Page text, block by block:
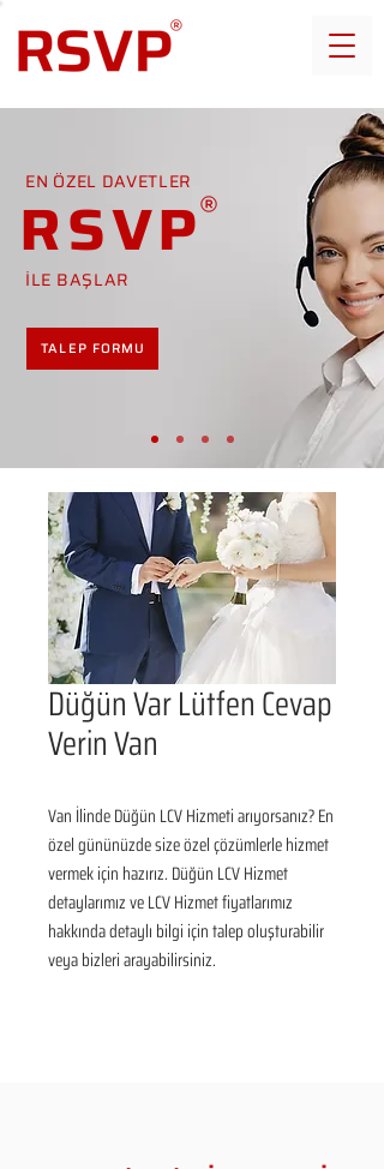
EN ÖZEL DAVETLER
RSVP
İLE BAŞLAR
TALEP FORMU
Düğün Var Lütfen Cevap
Verin Van
Van İlinde Düğün LCV Hizmeti arıyorsanız? En
özel gününüzde size özel çözümlerle hizmet
vermek için hazırız. Düğün LCV Hizmet
detaylarımız ve LCV Hizmet fiyatlarımız
hakkında detaylı bilgi için talep oluşturabilir
veya bizleri arayabilirsiniz.